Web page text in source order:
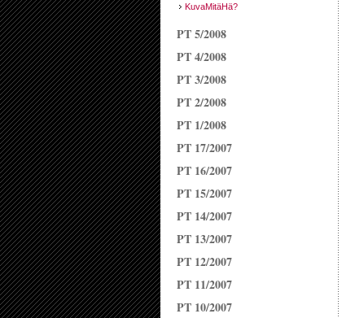
KuvaMitäHä?
PT 5/2008
PT 4/2008
PT 3/2008
PT 2/2008
PT 1/2008
PT 17/2007
PT 16/2007
PT 15/2007
PT 14/2007
PT 13/2007
PT 12/2007
PT 11/2007
PT 10/2007